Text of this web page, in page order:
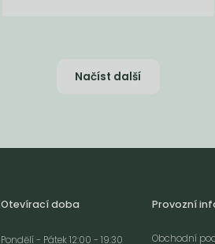
Načíst další
Otevírací doba
Pondělí - Pátek 12:00 - 19:30
Provozní
Obchodní